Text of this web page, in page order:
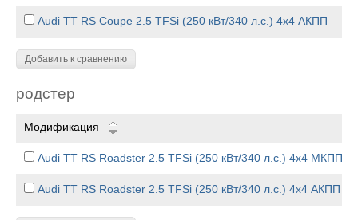
Audi TT RS Coupe 2.5 TFSi (250 кВт/340 л.с.) 4x4 АКПП
Добавить к сравнению
родстер
Модификация
Audi TT RS Roadster 2.5 TFSi (250 кВт/340 л.с.) 4x4 МКПП
Audi TT RS Roadster 2.5 TFSi (250 кВт/340 л.с.) 4x4 АКПП